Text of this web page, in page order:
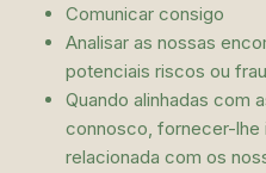
Comunicar consigo
Analisar as nossas
potenciais riscos ou
Quando alinhadas com
connosco, fornecer-lhe
relacionada com os